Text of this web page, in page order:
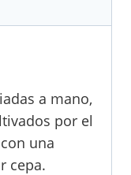
a mano,
por el
una
cepa.